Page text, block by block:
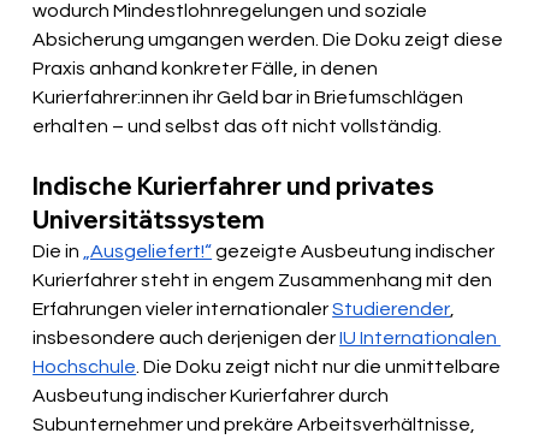
wodurch Mindestlohnregelungen und soziale
Absicherung umgangen werden. Die Doku zeigt diese
Praxis anhand konkreter Fälle, in denen
Kurierfahrer:innen ihr Geld bar in Briefumschlägen
erhalten – und selbst das oft nicht vollständig.
Indische Kurierfahrer und privates
Universitätssystem
Die in „Ausgeliefert!“ gezeigte Ausbeutung indischer
Kurierfahrer steht in engem Zusammenhang mit den
Erfahrungen vieler internationaler Studierender
insbesondere auch derjenigen der IU Internationalen
Hochschule . Die Doku zeigt nicht nur die unmittelbare
Ausbeutung indischer Kurierfahrer durch
Subunternehmer und prekäre Arbeitsverhältnisse,